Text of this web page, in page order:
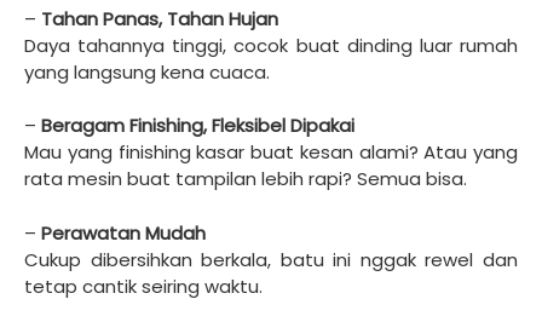
– Tahan Panas, Tahan Hujan
Daya tahannya tinggi, cocok buat dinding luar rumah
yang langsung kena cuaca.
– Beragam Finishing, Fleksibel Dipakai
Mau yang finishing kasar buat kesan alami? Atau yang
rata mesin buat tampilan lebih rapi? Semua bisa.
– Perawatan Mudah
Cukup dibersihkan berkala, batu ini nggak rewel dan
tetap cantik seiring waktu.